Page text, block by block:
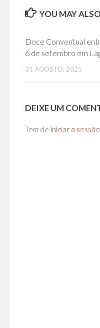
YOU MAY
Doce Conventual
6 de setembro em
31 AGOSTO, 2025
DEIXE UM
Tem de iniciar a sessão